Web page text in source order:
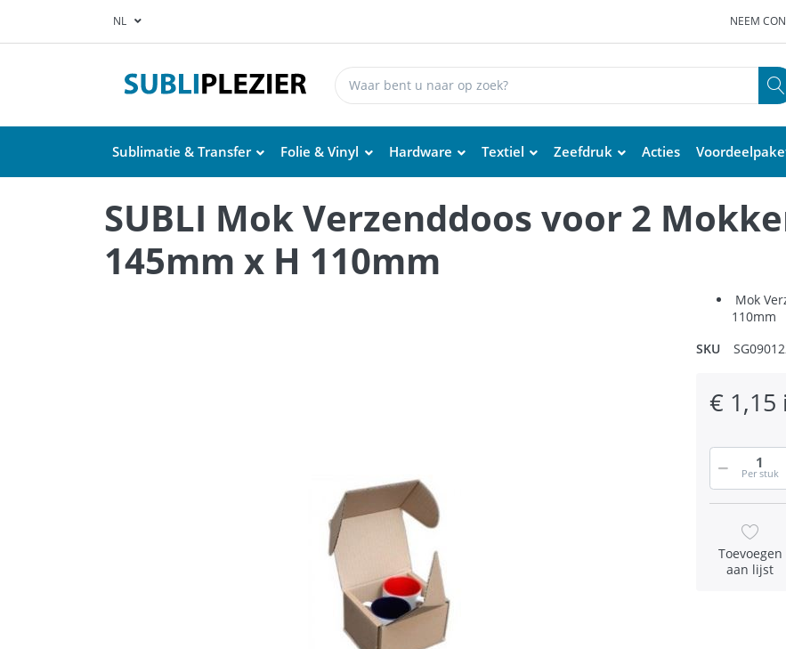
NL NEEM
Sublimatie & Transfer Folie & Vinyl Hardware Textiel Zeefdruk Acties
SUBLI Mok Verzenddoos voor 2
145mm x H 110mm
Mok
110mm
SKU
€ 1,15
Per stuk
Toevoegen
aan lijst